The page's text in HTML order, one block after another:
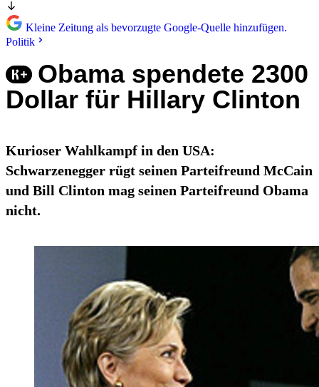
Kleine Zeitung als bevorzugte Google-Quelle hinzufügen.
Politik
Obama spendete 2300
Dollar für Hillary Clinton
Kurioser Wahlkampf in den USA:
Schwarzenegger rügt seinen Parteifreund McCain
und Bill Clinton mag seinen Parteifreund Obama
nicht.